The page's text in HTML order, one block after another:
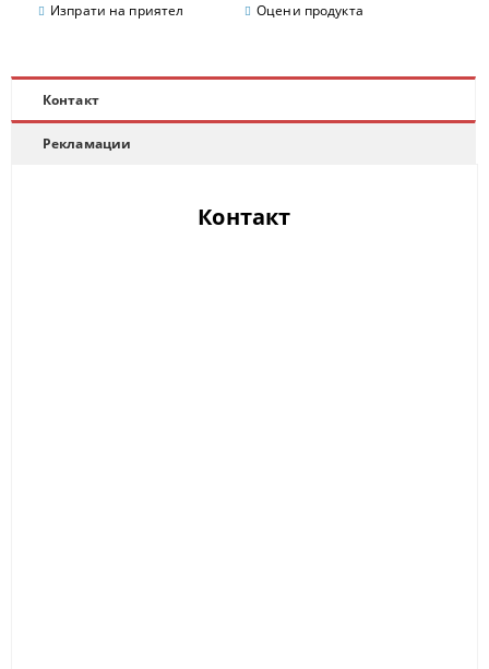
Изпрати на приятел Оцени продукта
Контакт
Рекламации
Контакт